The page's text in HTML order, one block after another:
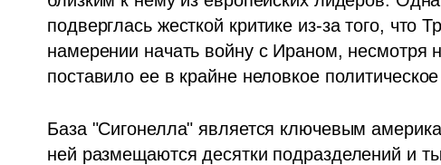
подверглась жесткой критике из-за того,
намерении начать войну с Ираном, несмотря
поставило ее в крайне неловкое
База "Сигонелла" является ключевым
ней размещаются десятки подразделений и